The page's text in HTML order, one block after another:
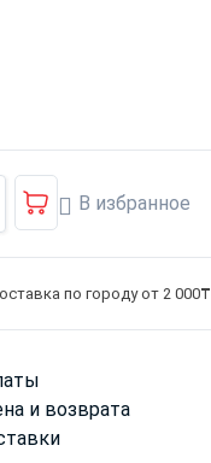
В избранное
по городу от 2 000₸
и возврата